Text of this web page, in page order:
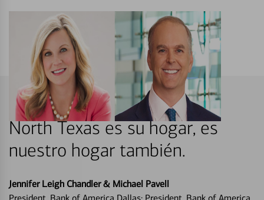
North Texas es su hogar, es
nuestro hogar también.
Jennifer Leigh Chandler & Michael Pavell